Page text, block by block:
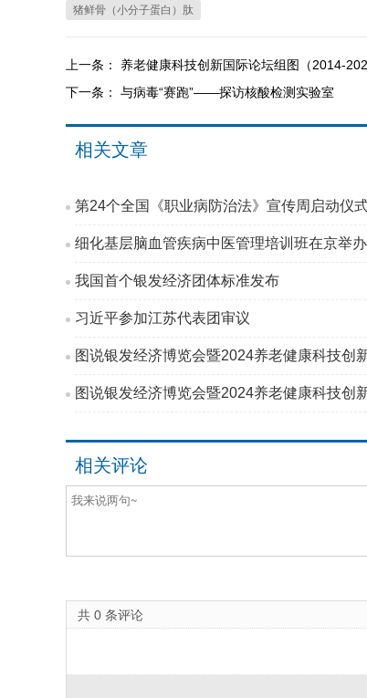
猪鲜骨（小分子蛋白）肽
上一条： 养老健康科技创新国际论坛组图（2014-
下一条： 与病毒“赛跑”——探访核酸检测实验室
相关文章
第24个全国《职业病防治法》宣传周启动仪
细化基层脑血管疾病中医管理培训班在京举办
我国首个银发经济团体标准发布
习近平参加江苏代表团审议
图说银发经济博览会暨2024养老健康科技
图说银发经济博览会暨2024养老健康科技
相关评论
共 0 条评论